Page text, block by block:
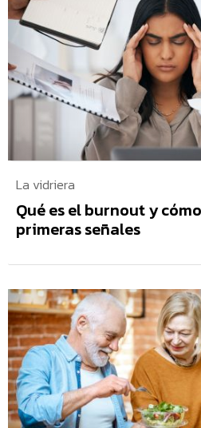
La vidriera
Qué es el burnout y
primeras señales